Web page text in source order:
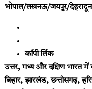
भोपाल/लखनऊ/जयपुर/देहरादून
कॉपी लिंक
उत्तर, मध्य और दक्षिण भारत में
बिहार, झारखंड, छत्तीसगढ़,